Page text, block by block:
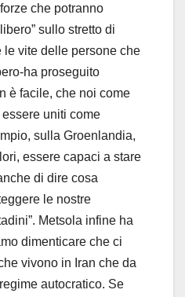
che potranno
sullo stretto di
le vite delle persone che
ha proseguito
è facile, che noi come
uniti come
sulla Groenlandia,
essere capaci a stare
di dire cosa
le nostre
Metsola infine ha
dimenticare che ci
vivono in Iran che da
autocratico. Se